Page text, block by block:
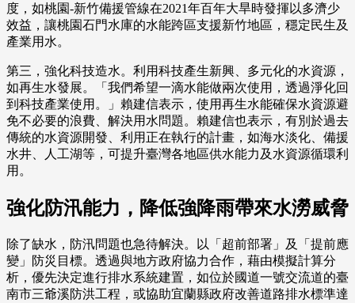
度，如桃園-新竹備援管線在2021年百年大旱時發揮以多濟少
效益，讓桃園石門水庫的水能跨區支援新竹地區，穩定民生及
產業用水。
第三，強化科技造水。利用科技產生新興、多元化的水資源，
如再生水發展。「我們希望一滴水能做兩次使用，透過淨化回
到科技產業使用。」賴建信表示，使用再生水能確保水資源避
免不必要的浪費、解決用水問題。賴建信也表示，有別於過去
傳統的水資源開發、利用正在執行的計畫，如海水淡化、備援
水井、人工湖等，可提升臺灣各地區供水能力及水資源循環利
用。
強化防汛能力，降低強降雨帶來水澇威脅
除了缺水，防汛問題也急待解決。以「超前部署」及「提前應
變」防災目標。透過與地方政府協力合作，藉由模擬計算分
析，優先決定進行排水系統建置，如位於國道一號交流道的臺
南市三爺溪防洪工程，或協助宜蘭縣政府改善道路排水標準達